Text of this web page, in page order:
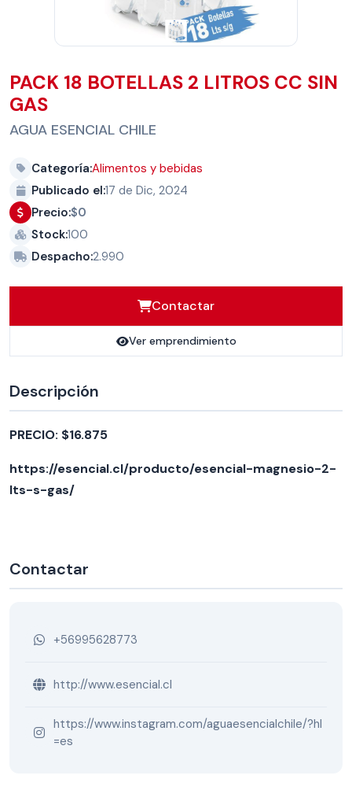
PACK 18 BOTELLAS 2 LITROS CC SIN
GAS
AGUA ESENCIAL CHILE
Categoría:Alimentos y bebidas
Publicado el:17 de Dic, 2024
Precio:$0
Stock:100
Despacho:2.990
Contactar
Ver emprendimiento
Descripción
PRECIO: $16.875
https://esencial.cl/producto/esencial-magnesio-2-
lts-s-gas/
Contactar
+56995628773
http://www.esencial.cl
https://www.instagram.com/aguaesencialchile/?hl
=es